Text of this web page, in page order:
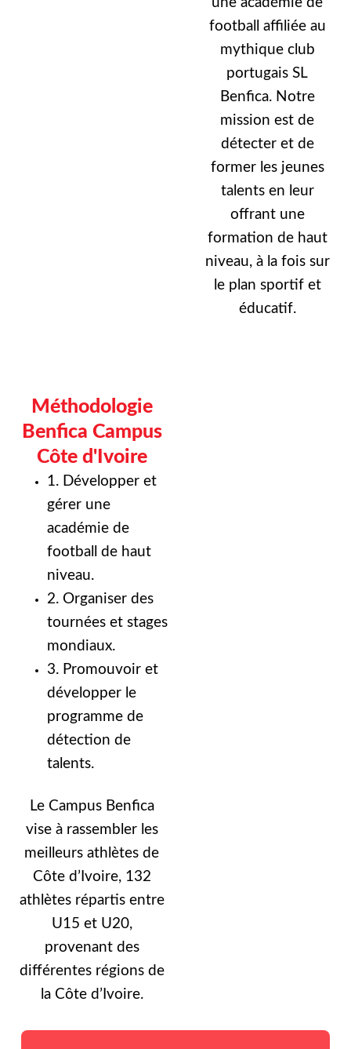
football affiliée au
mythique club
portugais SL
Benfica. Notre
mission est de
détecter et de
former les jeunes
talents en leur
offrant une
formation de haut
niveau, à la fois sur
le plan sportif et
éducatif.
Méthodologie
Benfica Campus
Côte d'Ivoire
1. Développer et
gérer une
académie de
football de haut
niveau.
2. Organiser des
tournées et stages
mondiaux.
3. Promouvoir et
développer le
programme de
détection de
talents.
Le Campus Benfica
vise à rassembler les
meilleurs athlètes de
Côte d’Ivoire, 132
athlètes répartis entre
U15 et U20,
provenant des
différentes régions de
la Côte d’Ivoire.